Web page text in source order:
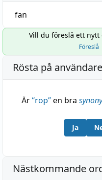
fan
Vill du föreslå ett
Föreslå
Rösta på
Är“rop”en bra
Ja
Nästkommande